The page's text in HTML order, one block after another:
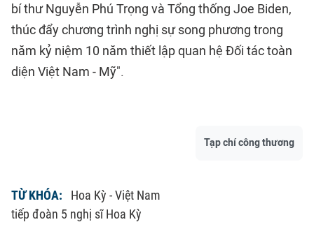
bí thư Nguyễn Phú Trọng và Tổng thống Joe Biden,
thúc đẩy chương trình nghị sự song phương trong
năm kỷ niệm 10 năm thiết lập quan hệ Đối tác toàn
diện Việt Nam - Mỹ".
Tạp chí công thương
TỪ KHÓA:
Hoa Kỳ - Việt Nam
tiếp đoàn 5 nghị sĩ Hoa Kỳ